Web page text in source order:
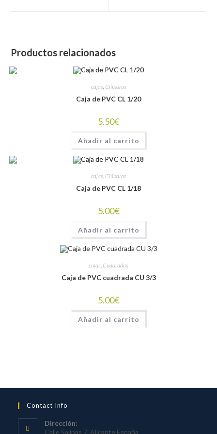
Productos relacionados
cajas, Cilindros
Caja de PVC CL 1/20
5.50€
Añadir al carrito
cajas, Cilindros
Caja de PVC CL 1/18
5.00€
Añadir al carrito
cajas, Cuadradas
Caja de PVC cuadrada CU 3/3
5.00€
Añadir al carrito
Contact Info
Dirección:
Calle Salinas 7, Alicante España